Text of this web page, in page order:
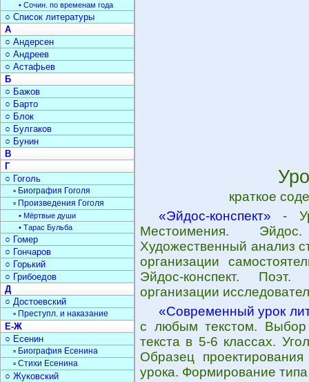
краткое
«Эйдос-конспект» -
Местоимения. Эйдос.
Художественный анализ
организации
Эйдос-конспект.
организации
«Современный урок
с любым текстом. Выбор
текста в 5-6 классах.
Образец
урока. Формирование
• Сочин. по временам года
○ Список литературы
А
○ Андерсен
○ Андреев
○ Астафьев
Б
○ Бажов
○ Барто
○ Блок
○ Булгаков
○ Бунин
В
Г
○ Гоголь
▫ Биография Гоголя
▫ Произведения Гоголя
• Мёртвые души
• Тарас Бульба
○ Гомер
○ Гончаров
○ Горький
○ Грибоедов
Д
○ Достоевский
▫ Преступл. и наказание
Е-Ж
○ Есенин
▫ Биография Есенина
▫ Стихи Есенина
○ Жуковский